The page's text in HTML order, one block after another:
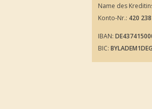
Name des
Konto-Nr.: 420
IBAN:
BIC: BYLADEM1DEG